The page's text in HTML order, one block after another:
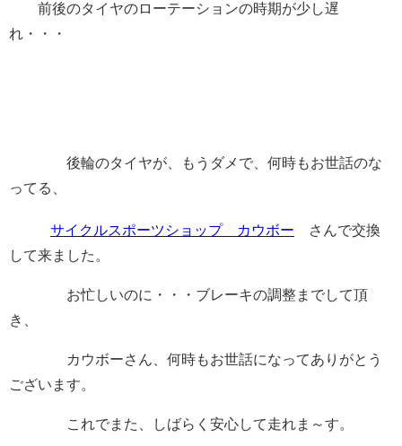
前後のタイヤのローテーションの時期が少し遅
れ・・・
後輪のタイヤが、もうダメで、何時もお世話のな
ってる、
サイクルスポーツショップ カウボー さんで交換
して来ました。
お忙しいのに・・・ブレーキの調整までして頂
き、
カウボーさん、何時もお世話になってありがとう
ございます。
これでまた、しばらく安心して走れま～す。